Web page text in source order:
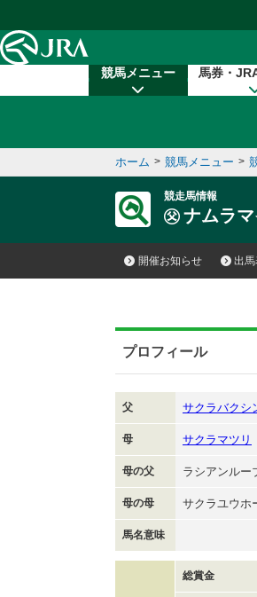
競馬メニュー 馬券・
ホーム > 競馬メニュー >
競走馬情報
ナムラ
開催お知らせ 出
プロフィール
父 サクラバクシ
母 サクラマツリ
母の父 ラシアンルー
母の母 サクラユウホ
馬名意味
総賞金